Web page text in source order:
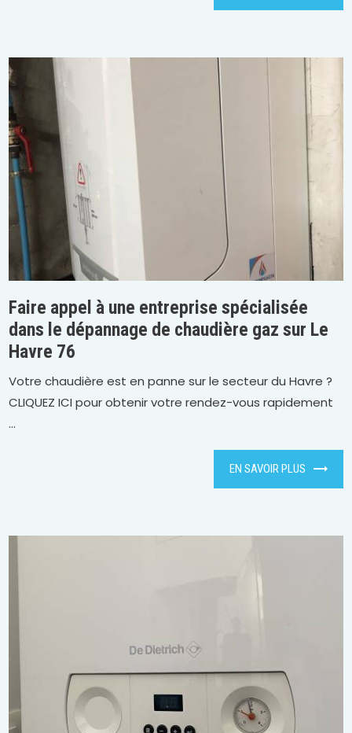
Faire appel à une entreprise spécialisée
dans le dépannage de chaudière gaz sur Le
Havre 76
Votre chaudière est en panne sur le secteur du Havre ?
CLIQUEZ ICI pour obtenir votre rendez-vous rapidement
...
EN SAVOIR PLUS